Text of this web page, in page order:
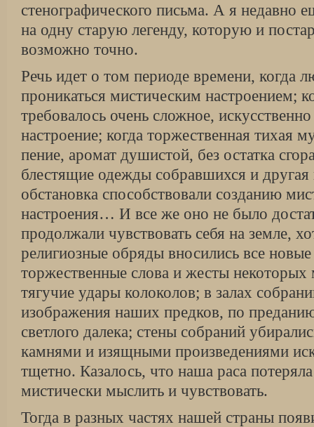
стенографического письма. А я недавно
на одну старую легенду, которую и
возможно точно.
Речь идет о том периоде времени, когда
проникаться мистическим настроением;
требовалось очень сложное,
настроение; когда торжественная тихая
пение, аромат душистой, без остатка
блестящие одежды собравшихся и другая
обстановка способствовали созданию
настроения… И все же оно не было
продолжали чувствовать себя на земле,
религиозные обряды вносились все
торжественные слова и жесты
тягучие удары колоколов; в залах
изображения наших предков, по
светлого далека; стены собраний
камнями и изящными произведениями
тщетно. Казалось, что наша раса
мистически мыслить и чувствовать.
Тогда в разных частях нашей страны